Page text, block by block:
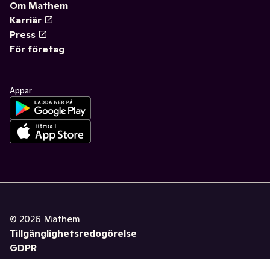
Om Mathem
Karriär
Press
För företag
Appar
© 2026 Mathem
Tillgänglighetsredogörelse
GDPR